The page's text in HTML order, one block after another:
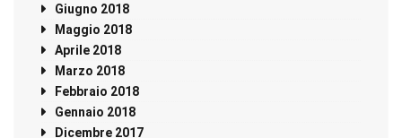
Giugno 2018
Maggio 2018
Aprile 2018
Marzo 2018
Febbraio 2018
Gennaio 2018
Dicembre 2017